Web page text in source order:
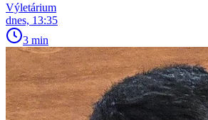
Výletárium
dnes, 13:35
3 min